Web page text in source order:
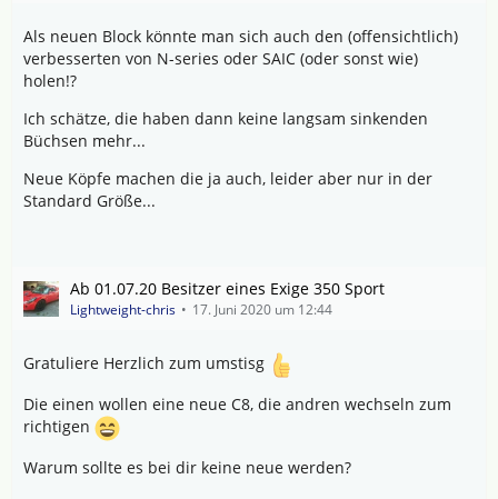
Als neuen Block könnte man sich auch den (offensichtlich)
verbesserten von N-series oder SAIC (oder sonst wie)
holen!?
Ich schätze, die haben dann keine langsam sinkenden
Büchsen mehr...
Neue Köpfe machen die ja auch, leider aber nur in der
Standard Größe...
Ab 01.07.20 Besitzer eines Exige 350 Sport
Lightweight-chris 17. Juni 2020 um 12:44
Gratuliere Herzlich zum umstisg
Die einen wollen eine neue C8, die andren wechseln zum
richtigen
Warum sollte es bei dir keine neue werden?